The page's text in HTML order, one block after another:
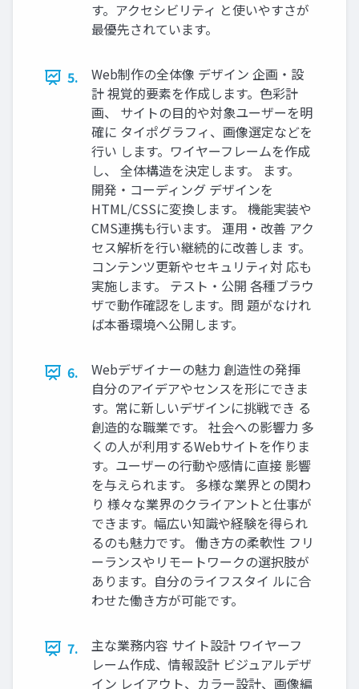
す。アクセシビリティ と使いやすさが
最優先されています。
5.
Web制作の全体像 デザイン 企画・設
計 視覚的要素を作成します。色彩計
画、 サイトの目的や対象ユーザーを明
確に タイポグラフィ、画像選定などを
行い します。ワイヤーフレームを作成
し、 全体構造を決定します。 ます。
開発・コーディング デザインを
HTML/CSSに変換します。 機能実装や
CMS連携も行います。 運用・改善 アク
セス解析を行い継続的に改善しま す。
コンテンツ更新やセキュリティ対 応も
実施します。 テスト・公開 各種ブラウ
ザで動作確認をします。問 題がなけれ
ば本番環境へ公開します。
6.
Webデザイナーの魅力 創造性の発揮
自分のアイデアやセンスを形にできま
す。常に新しいデザインに挑戦でき る
創造的な職業です。 社会への影響力 多
くの人が利用するWebサイトを作りま
す。ユーザーの行動や感情に直接 影響
を与えられます。 多様な業界との関わ
り 様々な業界のクライアントと仕事が
できます。幅広い知識や経験を得られ
るのも魅力です。 働き方の柔軟性 フリ
ーランスやリモートワークの選択肢が
あります。自分のライフスタイ ルに合
わせた働き方が可能です。
7.
主な業務内容 サイト設計 ワイヤーフ
レーム作成、情報設計 ビジュアルデザ
イン レイアウト、カラー設計、画像編